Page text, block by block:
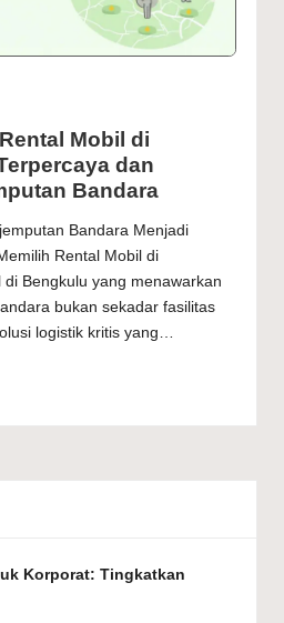
Mobil di
dan
Bandara
Bandara Menjadi
Rental Mobil di
di Bengkulu yang menawarkan
bukan sekadar fasilitas
logistik kritis yang…
Korporat: Tingkatkan